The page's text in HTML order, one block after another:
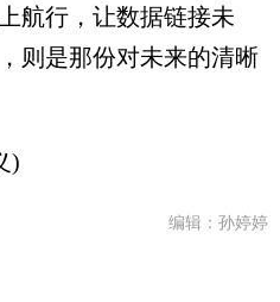
航行，让数据链接未
则是那份对未来的清晰
)
编辑：孙婷婷